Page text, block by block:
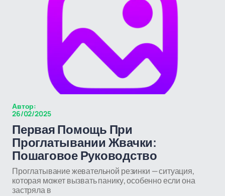
Автор:
26/02/2025
Первая Помощь При
Проглатывании Жвачки:
Пошаговое Руководство
Проглатывание жевательной резинки — ситуация,
которая может вызвать панику, особенно если она
застряла в